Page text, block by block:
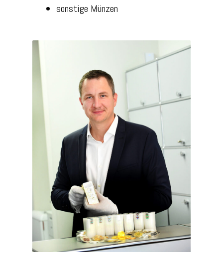
sonstige Münzen